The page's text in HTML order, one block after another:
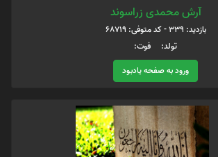
آرش محمدی زراسوند
بازدید: 339 - کد متوفی: 68719
تولد: فوت:
ورود به صفحه یادبود